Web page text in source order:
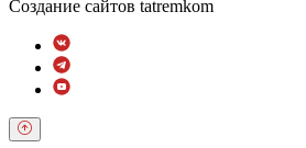
Создание сайтов tatremkom